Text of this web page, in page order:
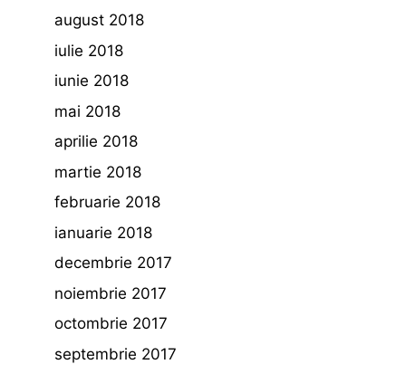
august 2018
iulie 2018
iunie 2018
mai 2018
aprilie 2018
martie 2018
februarie 2018
ianuarie 2018
decembrie 2017
noiembrie 2017
octombrie 2017
septembrie 2017